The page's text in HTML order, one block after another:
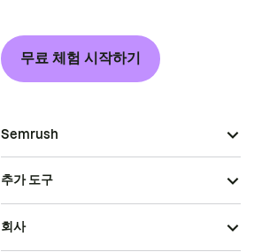
무료 체험 시작하기
Semrush
추가 도구
회사